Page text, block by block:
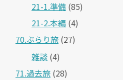
21-1.準備 (85)
21-2.本編 (4)
70.ぶらり旅 (27)
雑談 (4)
71.過去旅 (28)